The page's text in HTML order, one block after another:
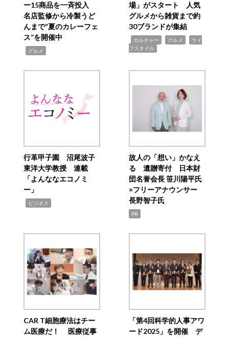
ー15商品を一斉投入
名店監修から冷製うど
んまで“夏のカレーフェ
ス”を開催中
グルメ
場」がスタート 人気
グルメから雑貨まで約
30ブランドが集結
カルチャー グルメ
ライ
フスタイル
行革甲子園 沼尾波子
東洋大学教授 連載
「よんななエコノミ
ー」
ビジネス
故人の「想い」かなえ
る 遺贈寄付 日本財
団名誉会長 笹川陽平氏
×フリーアナウンサー
長野智子氏
PR
CAR T細胞療法はチー
ム医療だ！ 医療従事
「第4回科学的人事アワ
ード2025」を開催 デ